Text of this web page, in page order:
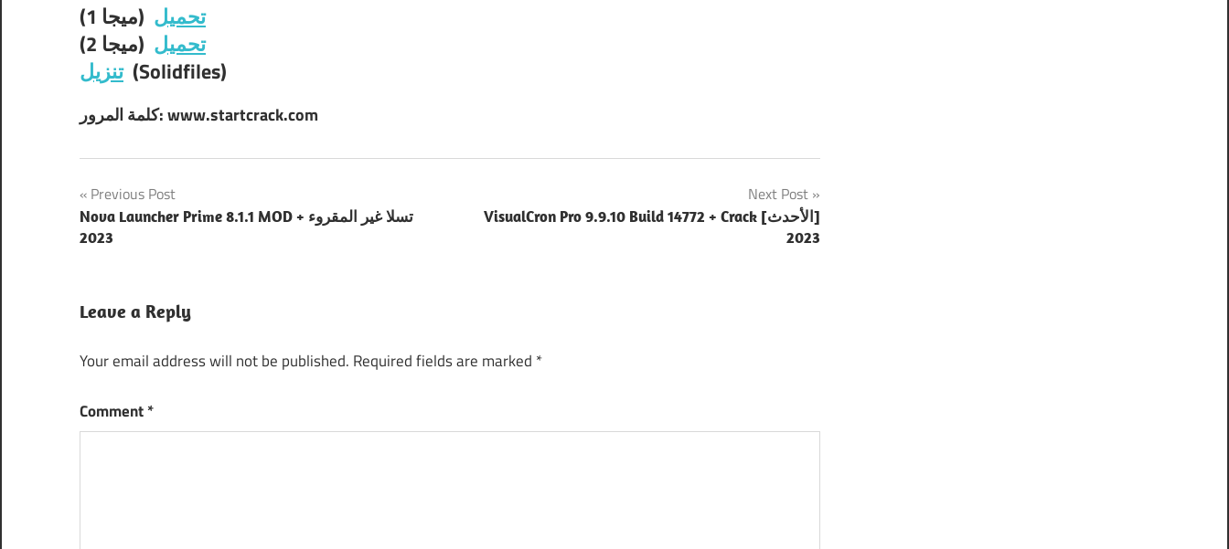
تحميل (ميجا 1)
تحميل (ميجا 2)
تنزيل(Solidfiles)
كلمة المرور: www.startcrack.com
Post
navigation
Previous Post
Nova Launcher Prime 8.1.1 MOD + تسلا غير المقروء
2023
Next Post
VisualCron Pro 9.9.10 Build 14772 + Crack [الأحدث]
2023
Leave a Reply
Your email address will not be published. Required fields are marked *
Comment*